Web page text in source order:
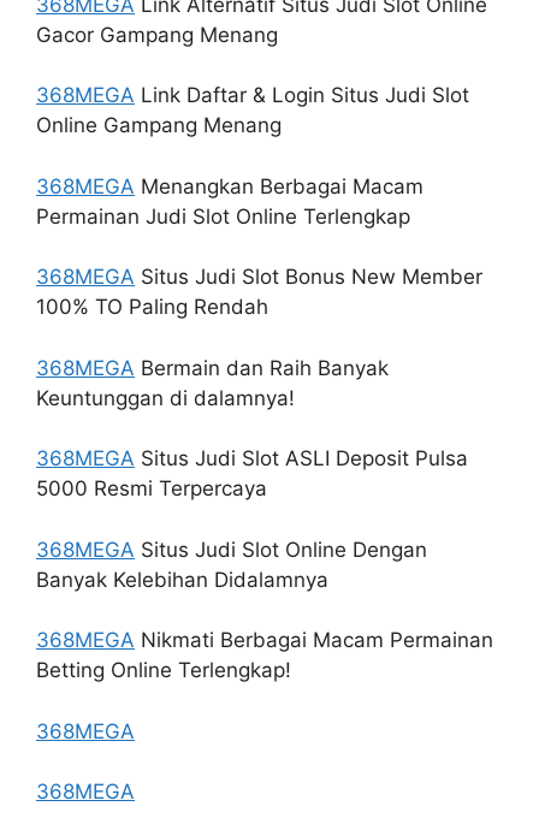
Gacor Gampang Menang
368MEGA Link Daftar & Login Situs Judi Slot
Online Gampang Menang
368MEGA Menangkan Berbagai Macam
Permainan Judi Slot Online Terlengkap
368MEGA Situs Judi Slot Bonus New Member
100% TO Paling Rendah
368MEGA Bermain dan Raih Banyak
Keuntunggan di dalamnya!
368MEGA Situs Judi Slot ASLI Deposit Pulsa
5000 Resmi Terpercaya
368MEGA Situs Judi Slot Online Dengan
Banyak Kelebihan Didalamnya
368MEGA Nikmati Berbagai Macam Permainan
Betting Online Terlengkap!
368MEGA
368MEGA